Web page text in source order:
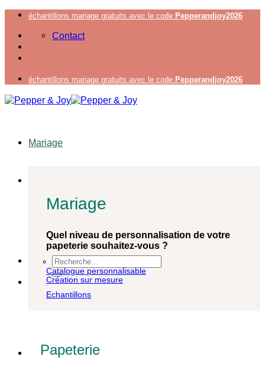
Passer
contenu
échantillons mariage gratuits avec le code Pepperandjoy2026
Contact
échantillons mariage gratuits avec le code Pepperandjoy2026
Recherche
pour :
Mariage
Mariage
Quel niveau de personnalisation de votre
papeterie souhaitez-vous ?
Catalogue personnalisable
Création sur mesure
Echantillons
Papeterie